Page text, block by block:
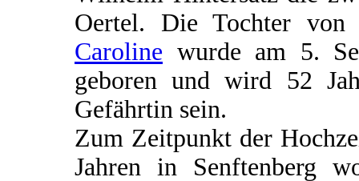
Oertel. Die Tochter
Caroline wurde am 5.
geboren und wird 52
Gefährtin sein.
Zum Zeitpunkt der
Jahren in Senftenberg